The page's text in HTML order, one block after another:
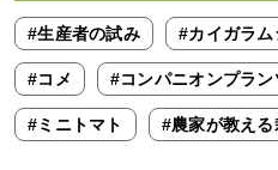
#生産者の試み #カイガラム
#コメ #コンパニオンプラン
#ミニトマト #農家が教える